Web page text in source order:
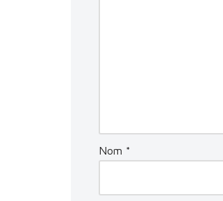
Nom *